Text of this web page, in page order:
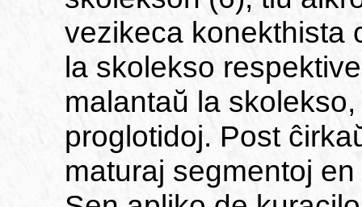
vezikeca konekthista
la skolekso
malantaŭ la
proglotidoj. Post
maturaj segmentoj